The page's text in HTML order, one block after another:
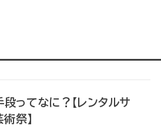
ってなに？【レンタルサ
祭】